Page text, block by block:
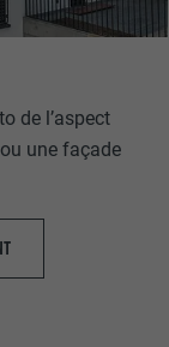
de l’aspect
une façade
UTILITÉ
EXPIRATION
NOM